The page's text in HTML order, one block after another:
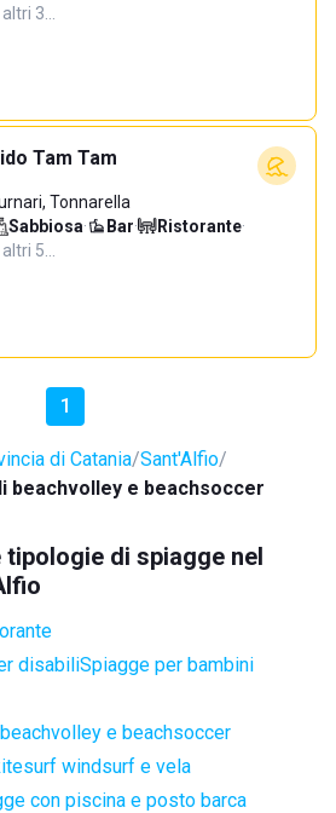
3…
Tam Tam
Tonnarella
Sabbiosa· Bar· Ristorante·
5…
1
di Catania Sant'Alfio
beachvolley e beachsoccer
di spiagge nel
disabiliSpiagge per bambini
e beachsoccer
windsurf e vela
con piscina e posto barca